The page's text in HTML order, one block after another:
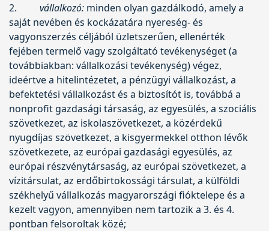
2. vállalkozó:minden olyan gazdálkodó, amely a
saját nevében és kockázatára nyereség- és
vagyonszerzés céljából üzletszerűen, ellenérték
fejében termelő vagy szolgáltató tevékenységet (a
továbbiakban: vállalkozási tevékenység) végez,
ideértve a hitelintézetet, a pénzügyi vállalkozást, a
befektetési vállalkozást és a biztosítót is, továbbá a
nonprofit gazdasági társaság, az egyesülés, a szociális
szövetkezet, az iskolaszövetkezet, a közérdekű
nyugdíjas szövetkezet, a kisgyermekkel otthon lévők
szövetkezete, az európai gazdasági egyesülés, az
európai részvénytársaság, az európai szövetkezet, a
vízitársulat, az erdőbirtokossági társulat, a külföldi
székhelyű vállalkozás magyarországi fióktelepe és a
kezelt vagyon, amennyiben nem tartozik a 3. és 4.
pontban felsoroltak közé;